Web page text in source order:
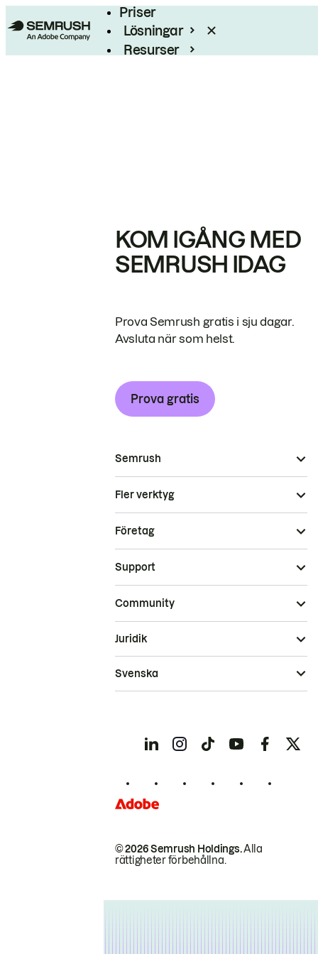
Priser
Lösningar
Resurser
KOM IGÅNG MED
SEMRUSH IDAG
Prova Semrush gratis i sju dagar.
Avsluta när som helst.
Prova gratis
Semrush
Fler verktyg
Företag
Support
Community
© 2026 Semrush Holdings.Alla
rättigheter förbehållna.
Juridik
Svenska